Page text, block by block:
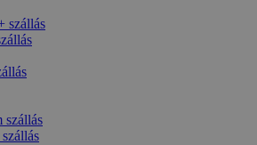
szállás
szállás